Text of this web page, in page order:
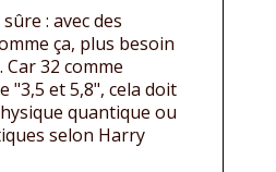
: avec des
ça, plus besoin
32 comme
"3,5 et 5,8", cela doit
quantique ou
selon Harry